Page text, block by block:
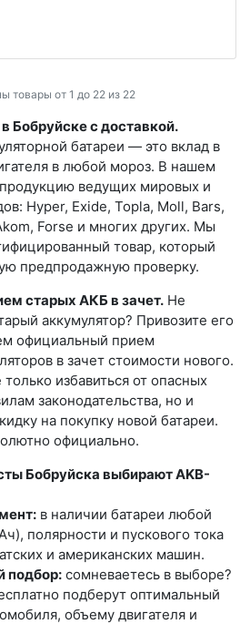
товары от 1 до 22 из 22
Бобруйске с доставкой.
батареи — это вклад в
в любой мороз. В нашем
ведущих мировых и
Hyper, Exide, Topla, Moll, Bars,
Forse и многих других. Мы
товар, который
предпродажную проверку.
старых АКБ в зачет. Не
аккумулятор? Привозите его
официальный прием
в зачет стоимости нового.
избавиться от опасных
законодательства, но и
на покупку новой батареи.
официально.
Бобруйска выбирают AKB-
в наличии батареи любой
полярности и пускового тока
и американских машин.
подбор: сомневаетесь в выборе?
подберут оптимальный
объему двигателя и